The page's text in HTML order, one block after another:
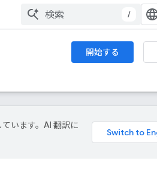
/
開始する
います。AI 翻訳に